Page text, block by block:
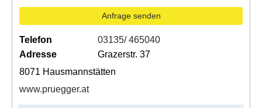
Anfrage senden
Telefon
03135/ 465040
Adresse
Grazerstr. 37
8071 Hausmannstätten
www.pruegger.at